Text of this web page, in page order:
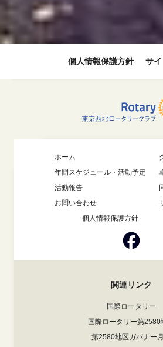
個人情報保護方針 サ
ホーム
年間スケジュール・活動予定
活動報告
お問い合わせ
個人情報保護方針
関連リンク
国際ロータリー
国際ロータリー第2580
第2580地区ガバナー